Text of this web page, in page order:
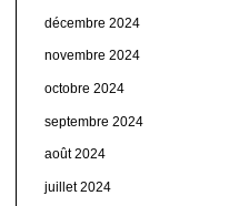
décembre 2024
novembre 2024
octobre 2024
septembre 2024
août 2024
juillet 2024